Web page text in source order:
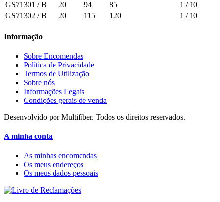
GS71301 / B
20 94 85
1 / 10
GS71302 / B
20 115 120 1 / 10
Informação
Sobre Encomendas
Política de Privacidade
Termos de Utilização
Sobre nós
Informações Legais
Condições gerais de venda
Desenvolvido por Multifiber. Todos os direitos reservados.
A minha conta
As minhas encomendas
Os meus endereços
Os meus dados pessoais